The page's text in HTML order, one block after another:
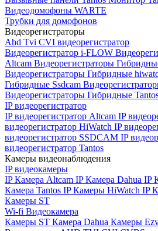
Видеодомофоны WARTE
Трубки для домофонов
Видеорегистраторы
Ahd Tvi CVI видеорегистратор
Видеорегистратор i-FLOW
Altcam Видеорегистраторы
Видеорегистраторы Гибридные
Гибридные Ssdcam
Видеорегистраторы Гибридные
IP видеорегистратор
IP видеорегистратор Altcam IP
видеорегистратор HiWatch IP
видеорегистратор SSDCAM IP
видеорегистратор Tantos
Камеры видеонаблюдения
IP видеокамеры
IP Камера Altcam IP Камера Dahua IP
Камера Tantos IP Камеры HiWatch IP
Камеры ST
Wi-fi Видеокамера
Камеры ST Камера Dahua Камеры